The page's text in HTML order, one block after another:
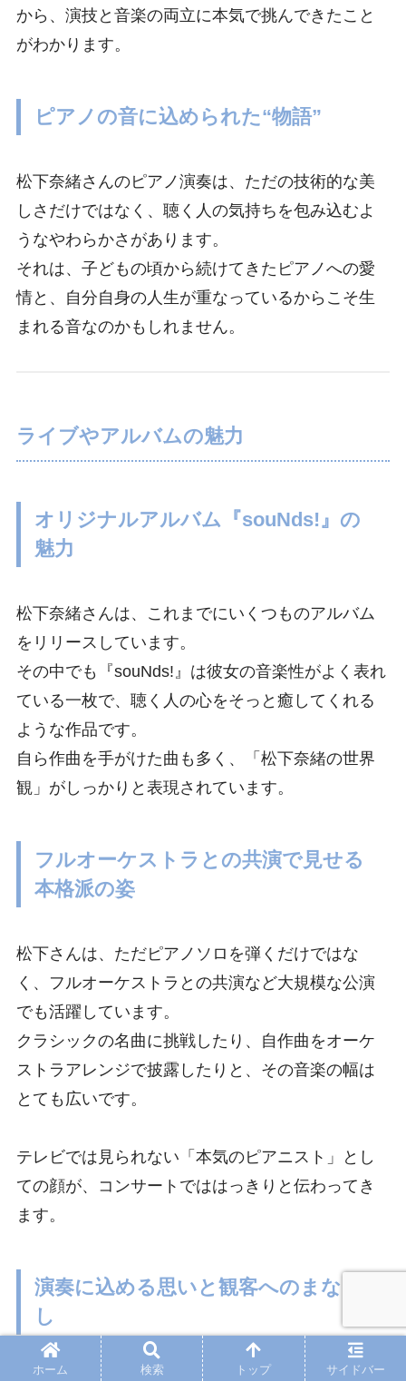
から、演技と音楽の両立に本気で挑んできたこと
がわかります。
ピアノの音に込められた“物語”
松下奈緒さんのピアノ演奏は、ただの技術的な美
しさだけではなく、聴く人の気持ちを包み込むよ
うなやわらかさがあります。
それは、子どもの頃から続けてきたピアノへの愛
情と、自分自身の人生が重なっているからこそ生
まれる音なのかもしれません。
ライブやアルバムの魅力
オリジナルアルバム『souNds!』の
魅力
松下奈緒さんは、これまでにいくつものアルバム
をリリースしています。
その中でも『souNds!』は彼女の音楽性がよく表れ
ている一枚で、聴く人の心をそっと癒してくれる
ような作品です。
自ら作曲を手がけた曲も多く、「松下奈緒の世界
観」がしっかりと表現されています。
フルオーケストラとの共演で見せる
本格派の姿
松下さんは、ただピアノソロを弾くだけではな
く、フルオーケストラとの共演など大規模な公演
でも活躍しています。
クラシックの名曲に挑戦したり、自作曲をオーケ
ストラアレンジで披露したりと、その音楽の幅は
とても広いです。
テレビでは見られない「本気のピアニスト」とし
ての顔が、コンサートでははっきりと伝わってき
ます。
演奏に込める思いと観客へのまなざ
し
ホーム 検索 トップ サイドバー